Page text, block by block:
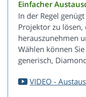
Einfacher
In der Regel
Projektor zu lösen,
herauszunehmen
Wählen können
generisch,
VIDEO -